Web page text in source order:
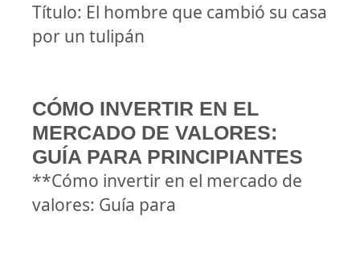
Título: El hombre que cambió su casa
por un tulipán
CÓMO INVERTIR EN EL
MERCADO DE VALORES:
GUÍA PARA PRINCIPIANTES
**Cómo invertir en el mercado de
valores: Guía para